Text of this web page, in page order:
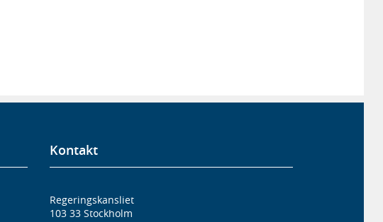
Kontakt
Regeringskansliet
103 33 Stockholm